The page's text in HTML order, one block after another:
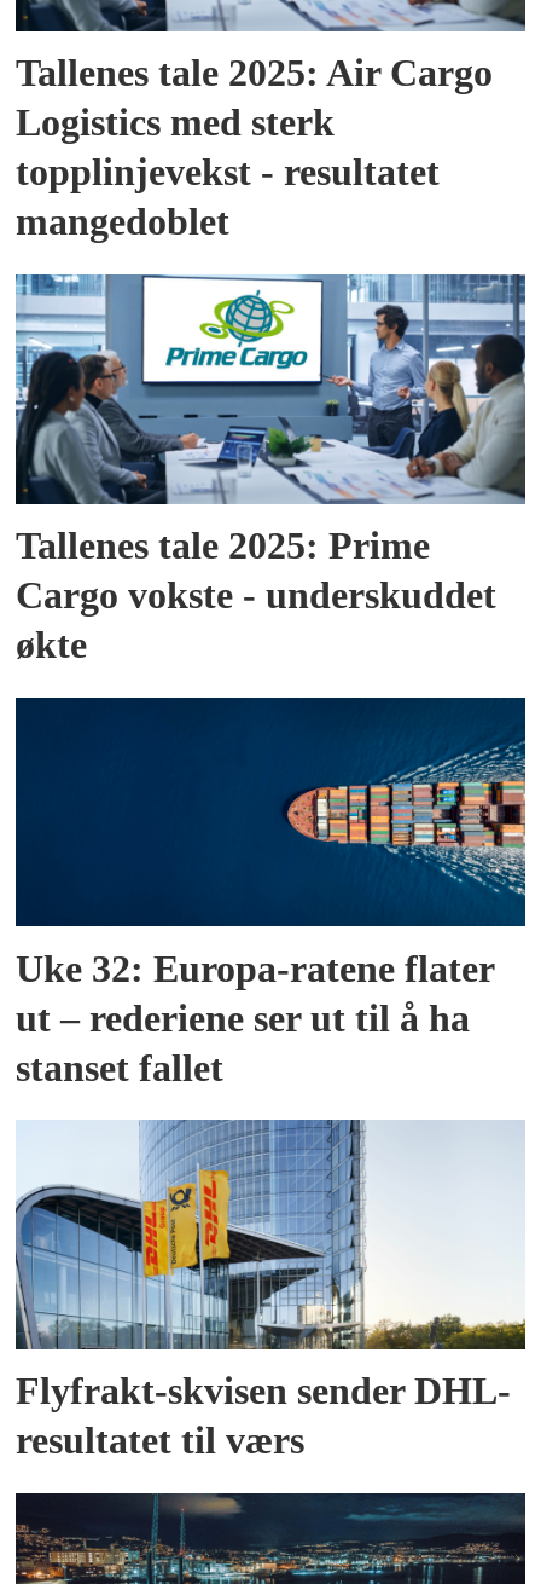
Tallenes tale 2025: Air Cargo
Logistics med sterk
topplinjevekst - resultatet
mangedoblet
Tallenes tale 2025: Prime
Cargo vokste - underskuddet
økte
Uke 32: Europa-ratene flater
ut – rederiene ser ut til å ha
stanset fallet
Flyfrakt-skvisen sender DHL-
resultatet til værs